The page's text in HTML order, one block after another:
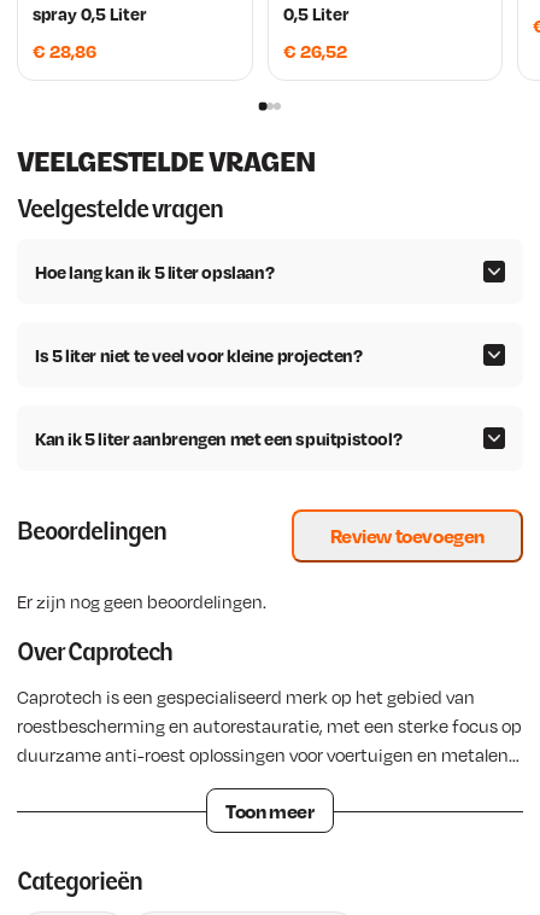
spray 0,5 Liter
€ 28,86
0,5 Liter
€ 26,52
VEELGESTELDE VRAGEN
Veelgestelde vragen
Hoe lang kan ik 5 liter opslaan?
Is 5 liter niet te veel voor kleine projecten?
Kan ik 5 liter aanbrengen met een spuitpistool?
Beoordelingen Review toevoegen
Er zijn nog geen beoordelingen.
Over Caprotech
Caprotech is een gespecialiseerd merk op het gebied van
roestbescherming en autorestauratie, met een sterke focus op
duurzame anti-roest oplossingen voor voertuigen en metalen
bewezen aanpak waarmee roest effectief wordt gestopt en
RX-systeem bestaat uit drie krachtige producten: RX5, RX7 en
RX10. RX5 dringt diep door in het metaal en stopt bestaande
Toon meer
Categorieën